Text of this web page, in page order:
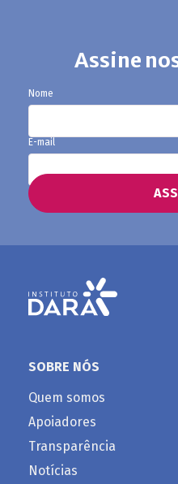
Assine
Nome
E-mail
SOBRE NÓS
Quem somos
Apoiadores
Transparência
Notícias